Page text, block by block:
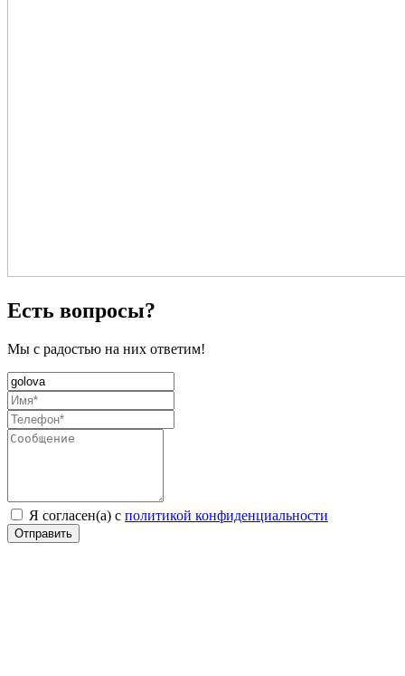
Есть вопросы?
Мы с радостью на них ответим!
Я согласен(а) с политикой конфиденциальности
Отправить